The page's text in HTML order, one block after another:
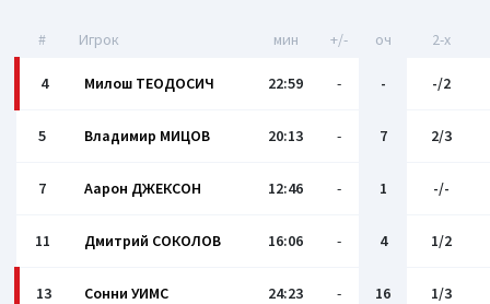
# Игрок мин +/- оч 2-x
4 Милош ТЕОДОСИЧ 22:59 - - -/2
5 Владимир МИЦОВ 20:13 - 7 2/3
7 Аарон ДЖЕКСОН 12:46 - 1 -/-
11 Дмитрий СОКОЛОВ 16:06 - 4 1/2
13 Сонни УИМС 24:23 - 16 1/3